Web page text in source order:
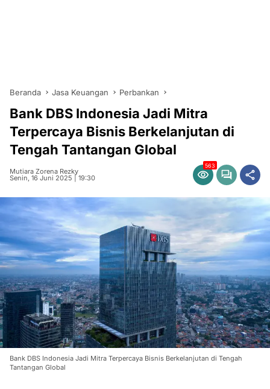
Beranda Jasa Keuangan Perbankan
Bank DBS Indonesia Jadi Mitra
Terpercaya Bisnis Berkelanjutan di
Tengah Tantangan Global
Mutiara Zorena Rezky
Senin, 16 Juni 2025 | 19:30
563
Bank DBS Indonesia Jadi Mitra Terpercaya Bisnis Berkelanjutan di Tengah
Tantangan Global